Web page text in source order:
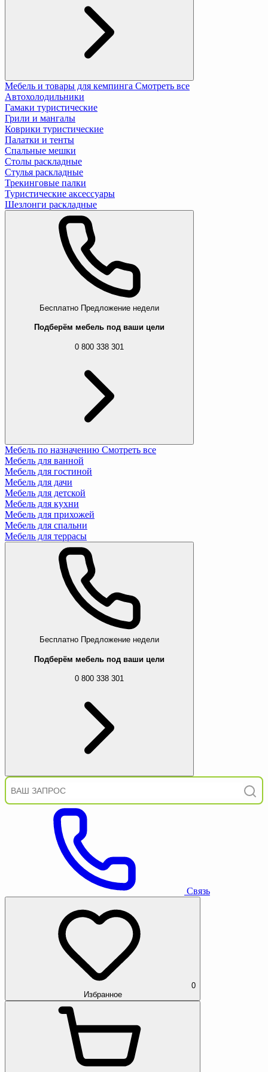
Мебель и товары для кемпинга Смотреть все
Автохолодильники
Гамаки туристические
Грили и мангалы
Коврики туристические
Палатки и тенты
Спальные мешки
Столы раскладные
Стулья раскладные
Трекинговые палки
Туристические аксессуары
Шезлонги раскладные
Бесплатно Предложение недели
Подберём мебель под ваши цели
0 800 338 301
Мебель по назначению Смотреть все
Мебель для ванной
Мебель для гостиной
Мебель для дачи
Мебель для детской
Мебель для кухни
Мебель для прихожей
Мебель для спальни
Мебель для террасы
Бесплатно Предложение недели
Подберём мебель под ваши цели
0 800 338 301
Связь
0
Избранное